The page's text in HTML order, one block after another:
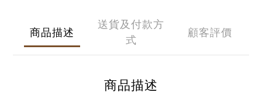
商品描述
送貨及付款方
式
顧客評價
商品描述